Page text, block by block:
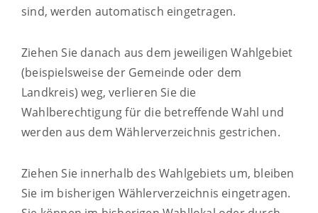
sind, werden automatisch eingetragen.
Ziehen Sie danach aus dem jeweiligen Wahlgebiet
(beispielsweise der Gemeinde oder dem
Landkreis) weg, verlieren Sie die
Wahlberechtigung für die betreffende Wahl und
werden aus dem Wählerverzeichnis gestrichen.
Ziehen Sie innerhalb des Wahlgebiets um, bleiben
Sie im bisherigen Wählerverzeichnis eingetragen.